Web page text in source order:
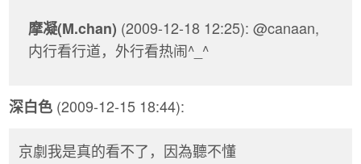
摩凝(M.chan) (2009-12-18 12:25): @canaan,
内行看行道，外行看热闹^_^
深白色 (2009-12-15 18:44):
京劇我是真的看不了，因為聽不懂